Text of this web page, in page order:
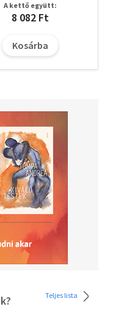
A kettő együtt:
8 082 Ft
Kosárba
Teljes lista